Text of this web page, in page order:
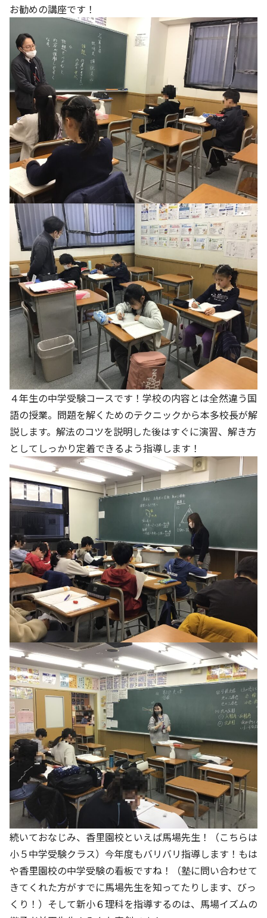
お勧めの講座です！
４年生の中学受験コースです！学校の内容とは全然違う国
語の授業。問題を解くためのテクニックから本多校長が解
説します。解法のコツを説明した後はすぐに演習、解き方
としてしっかり定着できるよう指導します！
続いておなじみ、香里園校といえば馬場先生！（こちらは
小５中学受験クラス）今年度もバリバリ指導します！もは
や香里園校の中学受験の看板ですね！（塾に問い合わせて
きてくれた方がすでに馬場先生を知ってたりします、びっ
くり！）そして新小６理科を指導するのは、馬場イズムの